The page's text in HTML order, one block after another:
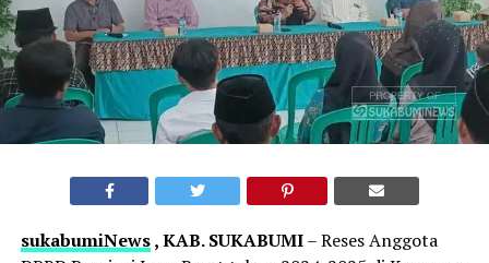
sukabumiNews, KAB. SUKABUMI– Reses Anggota